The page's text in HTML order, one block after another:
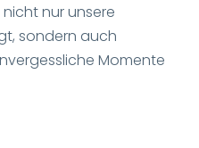
nur unsere
sondern auch
Momente